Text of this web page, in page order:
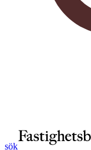
sök